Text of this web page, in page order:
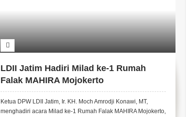
LDII Jatim Hadiri Milad ke-1 Rumah
Falak MAHIRA Mojokerto
Ketua DPW LDII Jatim, Ir. KH. Moch Amrodji Konawi, MT,
menghadiri acara Milad ke-1 Rumah Falak MAHIRA Mojokerto,